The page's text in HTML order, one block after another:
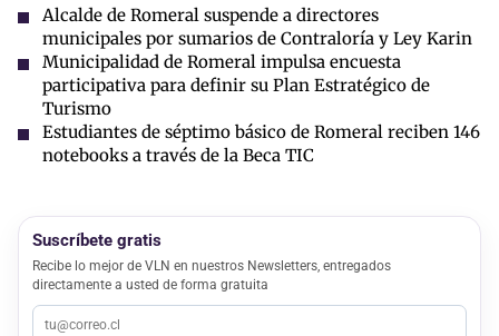
Alcalde de Romeral suspende a directores
municipales por sumarios de Contraloría y Ley Karin
Municipalidad de Romeral impulsa encuesta
participativa para definir su Plan Estratégico de
Turismo
Estudiantes de séptimo básico de Romeral reciben 146
notebooks a través de la Beca TIC
Suscríbete gratis
Recibe lo mejor de VLN en nuestros Newsletters, entregados
directamente a usted de forma gratuita